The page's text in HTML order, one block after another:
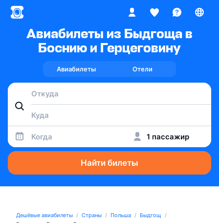
Авиабилеты из Быдгоща в
Боснию и Герцеговину
Авиабилеты Отели
Когда 1 пассажир
Найти билеты
Дешёвые авиабилеты Страны Польша
Быдгощ